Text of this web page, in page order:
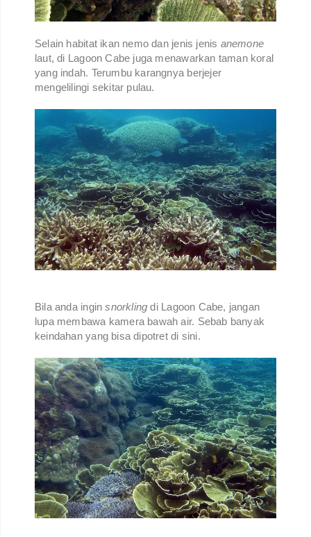
Selain habitat ikan nemo dan jenis jenis anemone
laut, di Lagoon Cabe juga menawarkan taman koral
yang indah. Terumbu karangnya berjejer
mengelilingi sekitar pulau.
Bila anda inginsnorklingdi Lagoon Cabe, jangan
lupa membawa kamera bawah air. Sebab banyak
keindahan yang bisa dipotret di sini.